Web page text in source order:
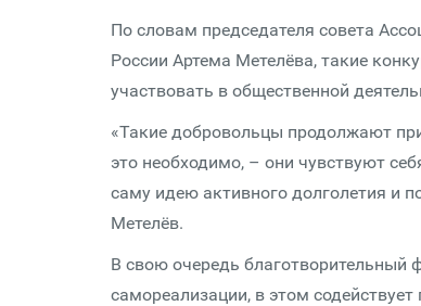
По словам председателя совета
России Артема Метелёва, такие
участвовать в общественной
«Такие добровольцы продолжают
это необходимо, – они чувствуют
саму идею активного долголетия и
Метелёв.
В свою очередь благотворительный
самореализации, в этом